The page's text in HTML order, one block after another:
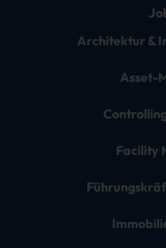
Architektur &
Asset-
Facility